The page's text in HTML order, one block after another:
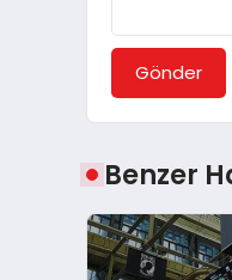
Gönder
Benzer